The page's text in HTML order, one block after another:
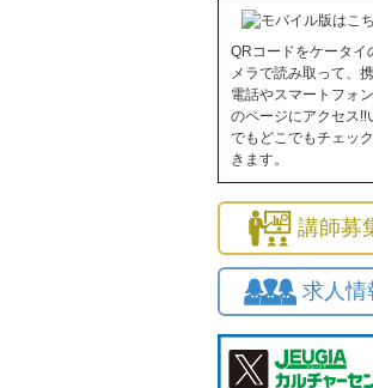
QRコードをケータイ
メラで読み取って、
電話やスマートフォ
のページにアクセス!!
でもどこでもチェッ
きます。
講師募
求人情